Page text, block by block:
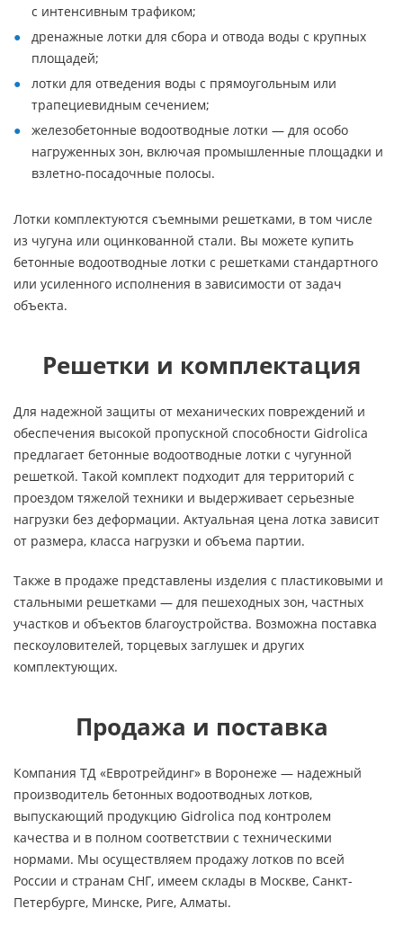
с интенсивным трафиком;
дренажные лотки для сбора и отвода воды с крупных
площадей;
лотки для отведения воды с прямоугольным или
трапециевидным сечением;
железобетонные водоотводные лотки — для особо
нагруженных зон, включая промышленные площадки и
взлетно-посадочные полосы.
Лотки комплектуются съемными решетками, в том числе
из чугуна или оцинкованной стали. Вы можете купить
бетонные водоотводные лотки с решетками стандартного
или усиленного исполнения в зависимости от задач
объекта.
Решетки и комплектация
Для надежной защиты от механических повреждений и
обеспечения высокой пропускной способности Gidrolica
предлагает бетонные водоотводные лотки с чугунной
решеткой. Такой комплект подходит для территорий с
проездом тяжелой техники и выдерживает серьезные
нагрузки без деформации. Актуальная цена лотка зависит
от размера, класса нагрузки и объема партии.
Также в продаже представлены изделия с пластиковыми и
стальными решетками — для пешеходных зон, частных
участков и объектов благоустройства. Возможна поставка
пескоуловителей, торцевых заглушек и других
комплектующих.
Продажа и поставка
Компания ТД «Евротрейдинг» в Воронеже — надежный
производитель бетонных водоотводных лотков,
выпускающий продукцию Gidrolica под контролем
качества и в полном соответствии с техническими
нормами. Мы осуществляем продажу лотков по всей
России и странам СНГ, имеем склады в Москве, Санкт-
Петербурге, Минске, Риге, Алматы.